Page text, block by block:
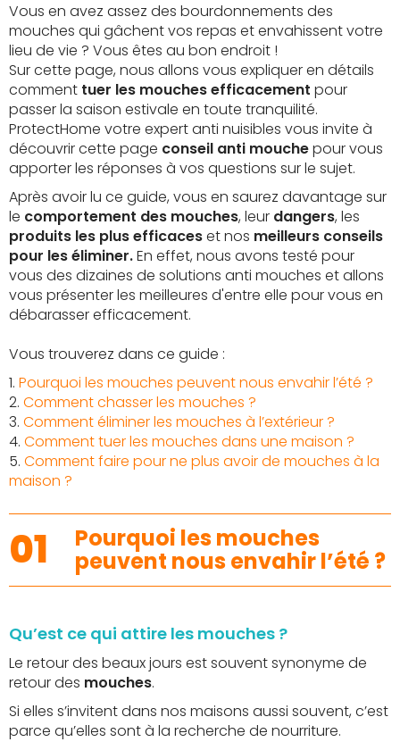
Vous en avez assez des bourdonnements des
mouches qui gâchent vos repas et envahissent votre
lieu de vie ? Vous êtes au bon endroit !
Sur cette page, nous allons vous expliquer en détails
comment tuer les mouches efficacement pour
passer la saison estivale en toute tranquilité.
ProtectHome votre expert anti nuisibles vous invite à
découvrir cette page conseil anti mouchepour vous
apporter les réponses à vos questions sur le sujet.
Après avoir lu ce guide, vous en saurez davantage sur
le comportement des mouches, leur dangers, les
produits les plus efficaceset nos meilleurs conseils
pour les éliminer.En effet, nous avons testé pour
vous des dizaines de solutions anti mouches et allons
vous présenter les meilleures d'entre elle pour vous en
débarasser efficacement.
Vous trouverez dans ce guide :
1. Pourquoi les mouches peuvent nous envahir l’été ?
2. Comment chasser les mouches ?
3. Comment éliminer les mouches à l’extérieur ?
4. Comment tuer les mouches dans une maison ?
5. Comment faire pour ne plus avoir de mouches à la
maison ?
01 Pourquoi les mouches
peuvent nous envahir l’été ?
Qu’est ce qui attire les mouches ?
Le retour des beaux jours est souvent synonyme de
retour des mouches.
Si elles s’invitent dans nos maisons aussi souvent, c’est
parce qu’elles sont à la recherche de nourriture.